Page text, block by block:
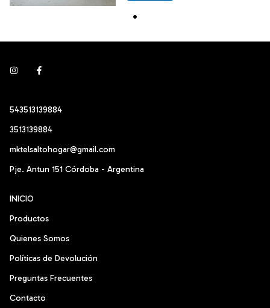
543513139884
3513139884
mktelsaltohogar@gmail.com
Pje. Antun 151 Córdoba - Argentina
INICIO
Productos
Quienes Somos
Políticas de Devolución
Preguntas Frecuentes
Contacto